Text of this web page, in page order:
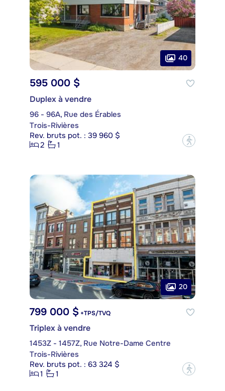
40
595 000 $
Duplex à vendre
96 - 96A, Rue des Érables
Trois-Rivières
Rev. bruts pot. : 39 960 $
2
1 ?
20
799 000 $ +TPS/TVQ
Triplex à vendre
1453Z - 1457Z, Rue Notre-Dame Centre
Trois-Rivières
Rev. bruts pot. : 63 324 $
1
1 ?